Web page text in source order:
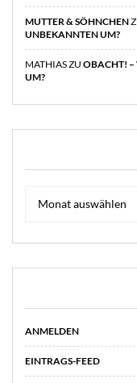
MUTTER & SÖHNCHEN
UNBEKANNTEN UM?
MATHIASZU OBACHT! –
UM?
Monat auswählen
ANMELDEN
EINTRAGS-FEED